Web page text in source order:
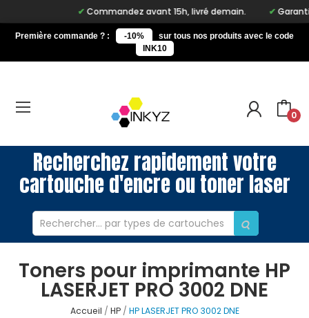
Commandez avant 15h, livré demain. Garantie
Première commande ? : -10%
sur tous nos produits avec le code
INK10
0
Recherchez rapidement votre
cartouche d'encre ou toner laser
Toners pour imprimante HP
LASERJET PRO 3002 DNE
Accueil HP HP LASERJET PRO 3002 DNE